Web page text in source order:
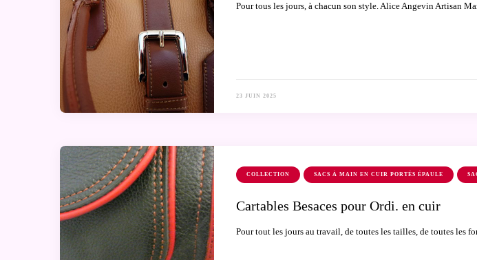
Pour tous les jours, à chacun son style. Alice Angevin Artisan
23 JUIN 2025
COLLECTION SACS À MAIN EN CUIR PORTÉS ÉPAULE
Cartables Besaces pour Ordi. en cuir
Pour tout les jours au travail, de toutes les tailles, de toutes les